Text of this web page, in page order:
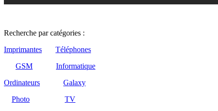
Recherche par catégories :
Imprimantes
Téléphones
GSM
Informatique
Ordinateurs
Galaxy
Photo
TV